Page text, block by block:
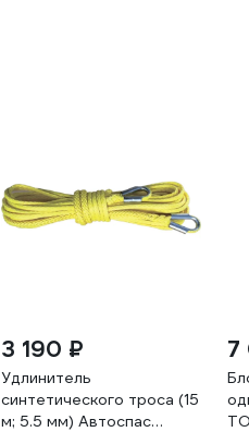
3 190 ₽
Удлинитель
синтетического троса (15
м; 5.5 мм) Автоспас
7